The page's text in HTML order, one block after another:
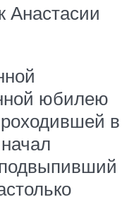
юбилею
в